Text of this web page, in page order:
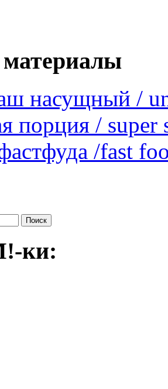
насущный /
порция / super
/fast
ки: